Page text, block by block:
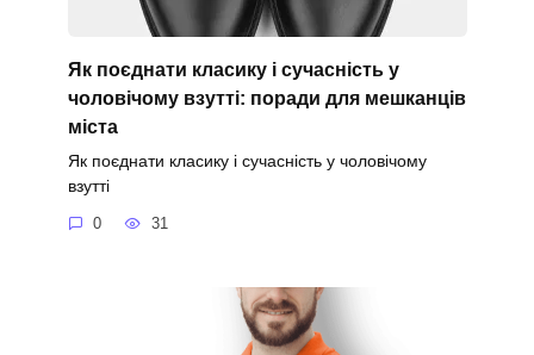
Як поєднати класику і сучасність у
чоловічому взутті: поради для мешканців
міста
Як поєднати класику і сучасність у чоловічому
взутті
0 31